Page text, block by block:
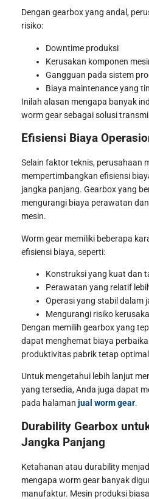
Dengan gearbox yang andal,
risiko:
Downtime produksi
Kerusakan komponen
Gangguan pada sistem
Biaya maintenance yang
Inilah alasan mengapa banyak
worm gear sebagai solusi
Efisiensi Biaya
Selain faktor teknis, perusahaan
mempertimbangkan efisiensi
jangka panjang. Gearbox yang
mengurangi biaya perawatan
mesin.
Worm gear memiliki beberapa
efisiensi biaya, seperti:
Konstruksi yang kuat dan
Perawatan yang relatif
Operasi yang stabil dalam
Mengurangi risiko
Dengan memilih gearbox yang
dapat menghemat biaya
produktivitas pabrik tetap
Untuk mengetahui lebih lanjut
yang tersedia, Anda juga dapat
pada halaman jual worm gear.
Durability Gearbox
Jangka Panjang
Ketahanan atau durability
mengapa worm gear banyak
manufaktur. Mesin produksi